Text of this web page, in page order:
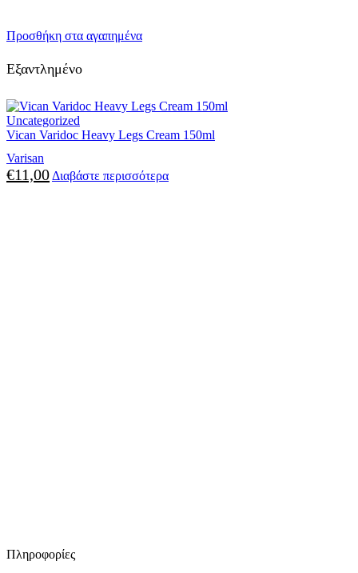
Προσθήκη στα αγαπημένα
Εξαντλημένο
Uncategorized
Vican Varidoc Heavy Legs Cream 150ml
Varisan
€11,00 Διαβάστε περισσότερα
Πληροφορίες